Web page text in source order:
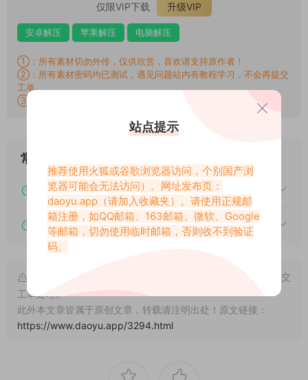
仅限VIP下载
升级VIP
安卓解压 苹果解压 电脑解压
①：所有素材切勿外传，仅供欣赏，喜欢请支持原作者！
②：所有素材密码均已测试，遇见问题站内有教程学习，不会再提交
工单。
③：所有素材均无露点、纯绿色版本，若有需求请另寻，谢谢！
常见问题
下载后提示文件损坏、解压出错怎么办？
下载的资源如何解压？
申明：本文资源均来源网友分享，若侵犯了您的权限可以提交
工单处理。
此外本文章皆属于原创文章，转载请注明出处！原文链接：
https://www.daoyu.app/3294.html
站点提示
推荐使用火狐或谷歌浏览器访问，个别国产浏
览器可能会无法访问）。网址发布页：
daoyu.app （请加入收藏夹）。请使用正规邮
箱注册，如QQ邮箱、163邮箱、微软、Google
等邮箱，切勿使用临时邮箱，否则收不到验证
码。